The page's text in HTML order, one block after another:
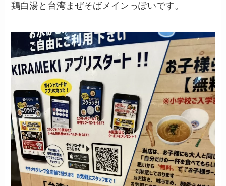
鶏白湯と台湾まぜそばメインっぽいです。